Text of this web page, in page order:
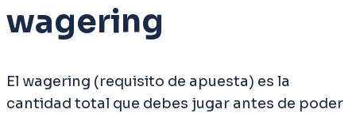
wagering
El wagering (requisito de apuesta) es la
cantidad total que debes jugar antes de poder